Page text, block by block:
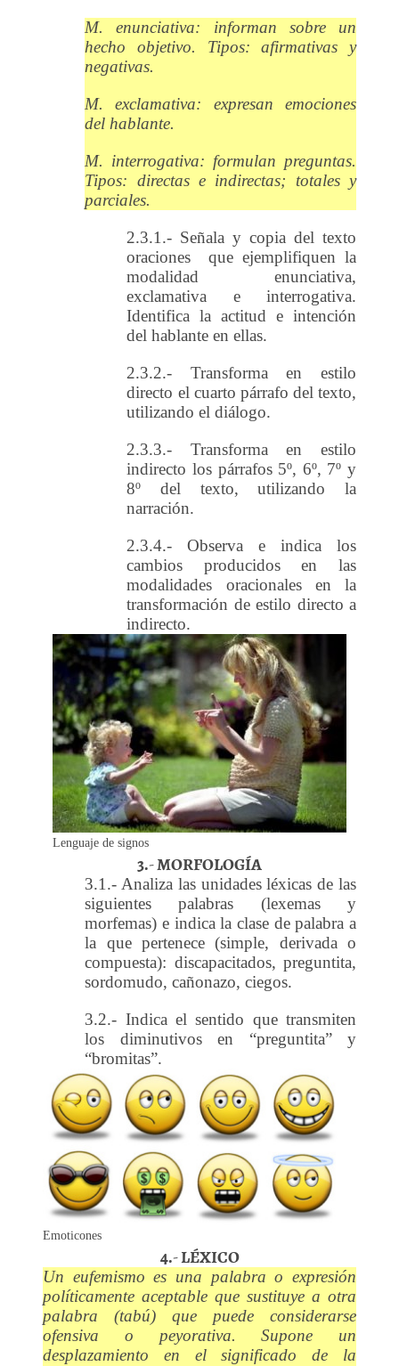
M. enunciativa: informan sobre un
hecho objetivo. Tipos: afirmativas y
negativas.
M. exclamativa: expresan emociones
del hablante.
M. interrogativa: formulan preguntas.
Tipos: directas e indirectas; totales y
parciales.
2.3.1.- Señala y copia del texto
oraciones que ejemplifiquen la
modalidad enunciativa,
exclamativa e interrogativa.
Identifica la actitud e intención
del hablante en ellas.
2.3.2.- Transforma en estilo
directo el cuarto párrafo del texto,
utilizando el diálogo.
2.3.3.- Transforma en estilo
indirecto los párrafos 5º, 6º, 7º y
8º del texto, utilizando la
narración.
2.3.4.- Observa e indica los
cambios producidos en las
modalidades oracionales en la
transformación de estilo directo a
indirecto.
Lenguaje de signos
3.- MORFOLOGÍA
3.1.- Analiza las unidades léxicas de las
siguientes palabras (lexemas y
morfemas) e indica la clase de palabra a
la que pertenece (simple, derivada o
compuesta): discapacitados, preguntita,
sordomudo, cañonazo, ciegos.
3.2.- Indica el sentido que transmiten
los diminutivos en “preguntita” y
“bromitas”.
Emoticones
4.- LÉXICO
Un eufemismo es una palabra o expresión
políticamente aceptable que sustituye a otra
palabra (tabú) que puede considerarse
ofensiva o peyorativa. Supone un
desplazamiento en el significado de la